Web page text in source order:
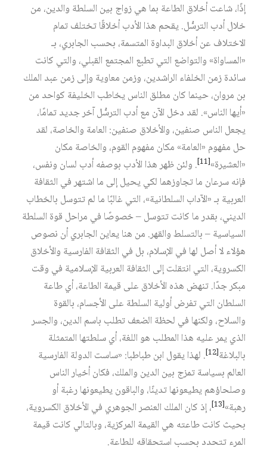
إذًا، شاعت أخلاق الطاعة بما هي زواج بين السلطة والدين، من
خلال أدب الترسُّل. يقحم هذا الأدب أخلاقًا تختلف تمام
الاختلاف عن أخلاق البداوة المتسمة، بحسب الجابري، بـ
«المساواة» والتواضع التي تطبع المجتمع القبلي، والتي كانت
سائدة زمن الخلفاء الراشدين، وزمن معاوية وإلى زمن عبد الملك
بن مروان، حينما كان مطلق الناس يخاطب الخليفة كواحد من
«أيها الناس». لقد دخل الآن مع أدب الترسُّل آخر جديد تمامًا،
يجعل الناس صنفين، والأخلاق صنفين: العامة والخاصة، لقد
حل مفهوم «العامة» مكان مفهوم القوم، والخاصة مكان
«العشيرة»‏[11]
. ولئن ظهر هذا الأدب بوصفه أدب لسان ونفس،
فإنه سرعان ما تجاوزهما لكي يحيل إلى ما اشتهر في الثقافة
العربية بـ «الآداب السلطانية»، التي غالبًا ما لم تتوسل بالخطاب
الديني، بقدر ما كانت تتوسل – خصوصًا في مراحل قوة السلطة
السياسية – بالتسلط والقهر. من هنا يعاين الجابري أن نصوص
هؤلاء لا أصل لها في الإسلام، بل في الثقافة الفارسية والأخلاق
الكسروية، التي انتقلت إلى الثقافة العربية الإسلامية في وقت
مبكر جدًا. تنهض هذه الأخلاق على قيمة الطاعة، أي طاعة
السلطان التي تفرض أولية السلطة على الأجسام، بالقوة
والسلاح، ولكنها في لحظة الضعف تطلب باسم الدين، والجسر
الذي يمر عليه هذا المطلب هو اللغة، أي سلطتها المتمثلة
بالبلاغة‏[12]
. لهذا يقول ابن طباطبا: «ساست الدولة الفارسية
العالم بسياسة تمزج بين الدين والملك، فكان أخيار الناس
وصلحاؤهم يطيعونها تدينًا، والباقون يطيعونها رغبة أو
رهبة»‏[13]
، إذ كان الملك العنصر الجوهري في الأخلاق الكسروية،
بحيث كانت طاعته هي القيمة المركزية، وبالتالي كانت قيمة
المرء تتحدد بحسب استحقاقه للطاعة.